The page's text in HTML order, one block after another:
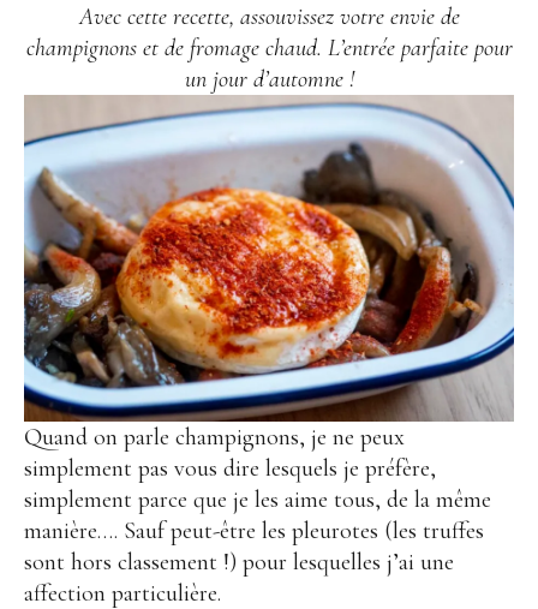
Avec cette recette, assouvissez votre envie de
champignons et de fromage chaud. L’entrée parfaite pour
un jour d’automne !
Quand on parle champignons, je ne peux
simplement pas vous dire lesquels je préfère,
simplement parce que je les aime tous, de la même
manière…. Sauf peut-être les pleurotes (les truffes
sont hors classement !) pour lesquelles j’ai une
affection particulière.